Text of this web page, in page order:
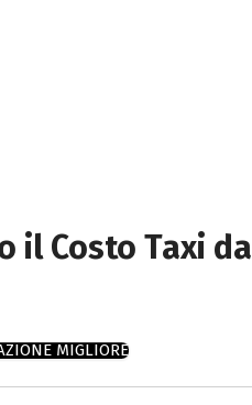
il Costo Taxi da
MIGLIORE